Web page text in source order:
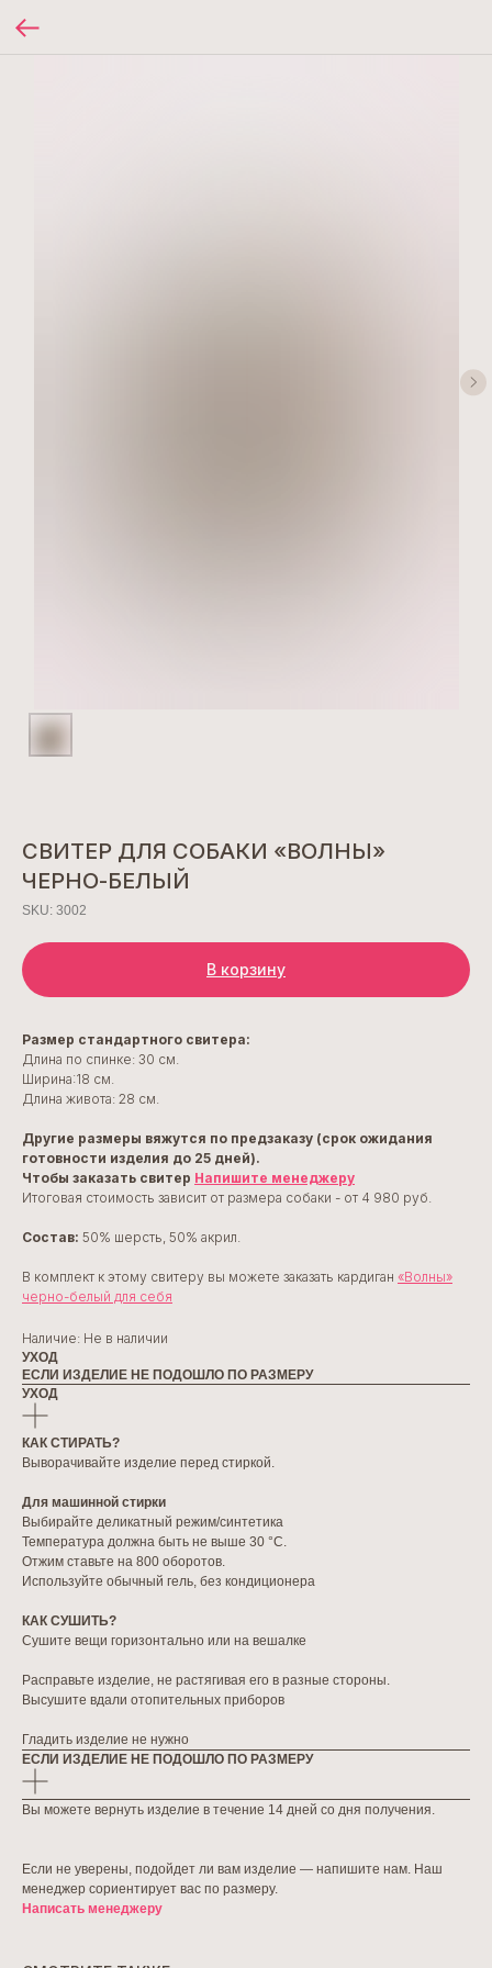
СВИТЕР ДЛЯ СОБАКИ «ВОЛНЫ»
ЧЕРНО-БЕЛЫЙ
SKU: 3002
В корзину
Размер стандартного свитера:
Длина по спинке: 30 см.
Ширина:18 см.
Длина живота: 28 см.
Другие размеры вяжутся по предзаказу (срок ожидания
готовности изделия до 25 дней).
Чтобы заказать свитер Напишите менеджеру
Итоговая стоимость зависит от размера собаки - от 4 980 руб.
Состав: 50% шерсть, 50% акрил.
В комплект к этому свитеру вы можете заказать кардиган «Волны»
черно-белый для себя
Наличие: Не в наличии
УХОД
ЕСЛИ ИЗДЕЛИЕ НЕ ПОДОШЛО ПО РАЗМЕРУ
УХОД
КАК СТИРАТЬ?
Выворачивайте изделие перед стиркой.
Для машинной стирки
Выбирайте деликатный режим/синтетика
Температура должна быть не выше 30 °C.
Отжим ставьте на 800 оборотов.
Используйте обычный гель, без кондиционера
КАК СУШИТЬ?
Сушите вещи горизонтально или на вешалке
Расправьте изделие, не растягивая его в разные стороны.
Высушите вдали отопительных приборов
Гладить изделие не нужно
ЕСЛИ ИЗДЕЛИЕ НЕ ПОДОШЛО ПО РАЗМЕРУ
Вы можете вернуть изделие в течение 14 дней со дня получения.
Если не уверены, подойдет ли вам изделие — напишите нам. Наш
менеджер сориентирует вас по размеру.
Написать менеджеру